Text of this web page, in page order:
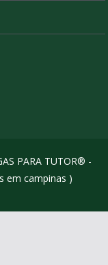
PARA TUTOR® -
em campinas )